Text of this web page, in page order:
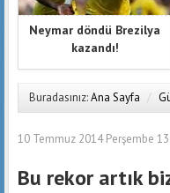
Neymar döndü Brezilya
kazandı!
Buradasınız:Ana Sayfa /
10 Temmuz 2014 Perşembe
Bu rekor artık